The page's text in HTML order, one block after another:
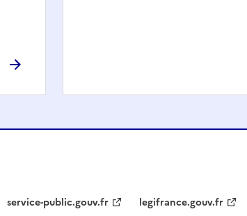
service-public.gouv.fr legifrance.gouv.fr